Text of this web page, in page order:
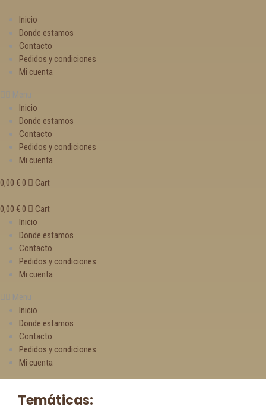
Inicio
Donde estamos
Contacto
Pedidos y condiciones
Mi cuenta
Menu
Inicio
Donde estamos
Contacto
Pedidos y condiciones
Mi cuenta
0,00 € 0 Cart
0,00 € 0
Cart
Inicio
Donde estamos
Contacto
Pedidos y condiciones
Mi cuenta
Menu
Inicio
Donde estamos
Contacto
Pedidos y condiciones
Mi cuenta
Temáticas: